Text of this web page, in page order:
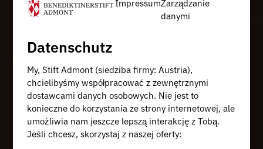
ImpressumZarządzanie
danymi
Datenschutz
My, Stift Admont (siedziba firmy: Austria),
chcielibyśmy współpracować z zewnętrznymi
dostawcami danych osobowych. Nie jest to
konieczne do korzystania ze strony internetowej, ale
umożliwia nam jeszcze lepszą interakcję z Tobą.
Jeśli chcesz, skorzystaj z naszej oferty: